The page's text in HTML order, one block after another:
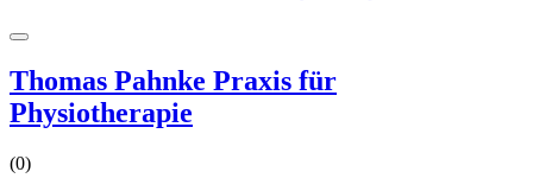
Thomas Pahnke Praxis für
Physiotherapie
(0)